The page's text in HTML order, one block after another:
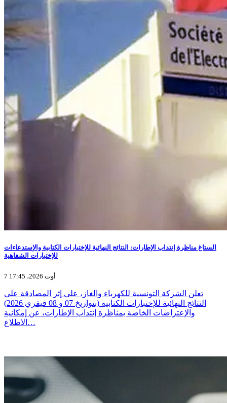
الستاغ مناظرة إنتداب الإطارات: النتائج النهائية للإختبارات الكتابية والإستدعاءات
للإختبارات الشفاهية
7 أوت 2026، 17:45
تعلن الشركة التونسية للكهرباء والغاز، على إثر المصادقة على
النتائج النهائية للإختبارات الكتابية (بتواريخ 07 و 08 فيفري 2026)
والإعتراضات الخاصة بمناظرة إنتداب الإطارات، عن إمكانية
الاطلاع…